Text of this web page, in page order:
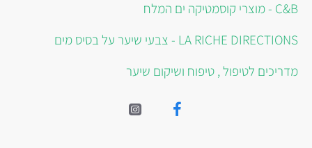
C&B - מוצרי קוסמטיקה ים המלח
LA RICHE DIRECTIONS - צבעי שיער על בסיס מים
מדריכים לטיפול , טיפוח ושיקום שיער